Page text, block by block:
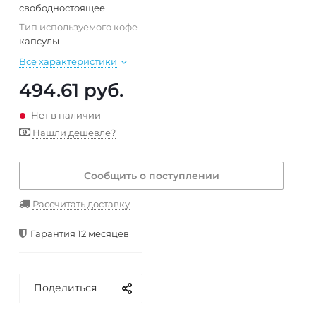
свободностоящее
Тип используемого кофе
капсулы
Все характеристики
494.61 руб.
Нет в наличии
Нашли дешевле?
Сообщить о поступлении
Рассчитать доставку
Гарантия 12 месяцев
Поделиться